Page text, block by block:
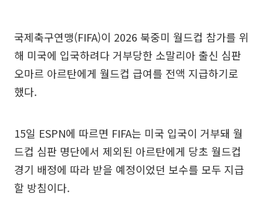
국제축구연맹(FIFA)이 2026 북중미 월드컵 참가를 위
해 미국에 입국하려다 거부당한 소말리아 출신 심판
오마르 아르탄에게 월드컵 급여를 전액 지급하기로
했다.
15일 ESPN에 따르면 FIFA는 미국 입국이 거부돼 월
드컵 심판 명단에서 제외된 아르탄에게 당초 월드컵
경기 배정에 따라 받을 예정이었던 보수를 모두 지급
할 방침이다.